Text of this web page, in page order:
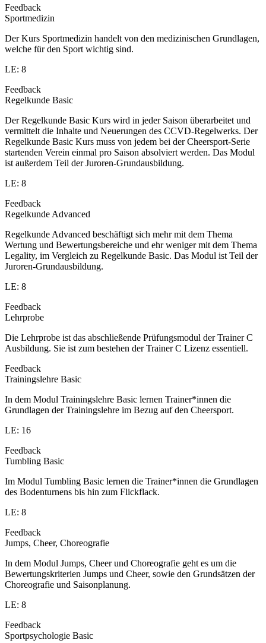
Feedback
Sportmedizin
Der Kurs Sportmedizin handelt von den medizinischen Grundlagen,
welche für den Sport wichtig sind.
LE: 8
Feedback
Regelkunde Basic
Der Regelkunde Basic Kurs wird in jeder Saison überarbeitet und
vermittelt die Inhalte und Neuerungen des CCVD-Regelwerks. Der
Regelkunde Basic Kurs muss von jedem bei der Cheersport-Serie
startenden Verein einmal pro Saison absolviert werden. Das Modul
ist außerdem Teil der Juroren-Grundausbildung.
LE: 8
Feedback
Regelkunde Advanced
Regelkunde Advanced beschäftigt sich mehr mit dem Thema
Wertung und Bewertungsbereiche und ehr weniger mit dem Thema
Legality, im Vergleich zu Regelkunde Basic. Das Modul ist Teil der
Juroren-Grundausbildung.
LE: 8
Feedback
Lehrprobe
Die Lehrprobe ist das abschließende Prüfungsmodul der Trainer C
Ausbildung. Sie ist zum bestehen der Trainer C Lizenz essentiell.
Feedback
Trainingslehre Basic
In dem Modul Trainingslehre Basic lernen Trainer*innen die
Grundlagen der Trainingslehre im Bezug auf den Cheersport.
LE: 16
Feedback
Tumbling Basic
Im Modul Tumbling Basic lernen die Trainer*innen die Grundlagen
des Bodenturnens bis hin zum Flickflack.
LE: 8
Feedback
Jumps, Cheer, Choreografie
In dem Modul Jumps, Cheer und Choreografie geht es um die
Bewertungskriterien Jumps und Cheer, sowie den Grundsätzen der
Choreografie und Saisonplanung.
LE: 8
Feedback
Sportpsychologie Basic